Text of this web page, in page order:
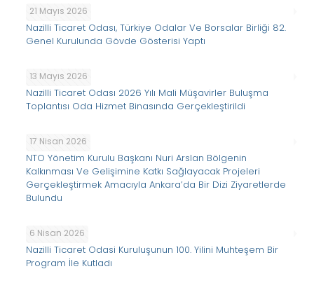
21 Mayıs 2026
Nazilli Ticaret Odası, Türkiye Odalar Ve Borsalar Birliği 82.
Genel Kurulunda Gövde Gösterisi Yaptı
13 Mayıs 2026
Nazilli Ticaret Odası 2026 Yılı Mali Müşavirler Buluşma
Toplantısı Oda Hizmet Binasında Gerçekleştirildi
17 Nisan 2026
NTO Yönetim Kurulu Başkanı Nuri Arslan Bölgenin
Kalkınması Ve Gelişimine Katkı Sağlayacak Projeleri
Gerçekleştirmek Amacıyla Ankara’da Bir Dizi Ziyaretlerde
Bulundu
6 Nisan 2026
Nazilli Ticaret Odasi Kuruluşunun 100. Yilini Muhteşem Bir
Program İle Kutladı